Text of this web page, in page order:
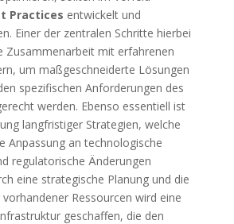
Practices entwickelt und
Einer der zentralen Schritte hierbei
Zusammenarbeit mit erfahrenen
um maßgeschneiderte Lösungen
spezifischen Anforderungen des
werden. Ebenso essentiell ist
langfristiger Strategien, welche
Anpassung an technologische
regulatorische Änderungen
eine strategische Planung und die
Ressourcen wird eine
geschaffen, die den